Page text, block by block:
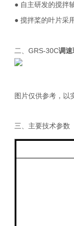
● 自主研发的搅拌
● 搅拌桨的叶片采
二、 GRS-30C调速
图片仅供参考，以
三、主要技术参数